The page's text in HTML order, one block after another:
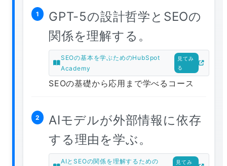
1
GPT-5の設計哲学とSEOの
関係を理解する。
SEOの基本を学ぶためのHubSpot
Academy
見てみ
る
SEOの基礎から応用まで学べるコース
2
AIモデルが外部情報に依存
する理由を学ぶ。
AIとSEOの関係を理解するための
見てみ